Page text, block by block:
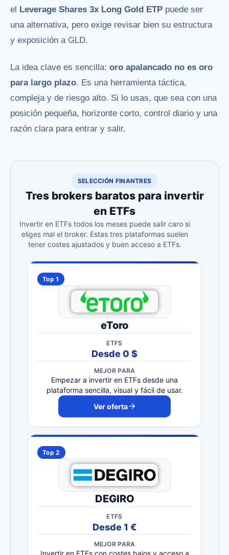
el Leverage Shares 3x Long Gold ETP puede ser
una alternativa, pero exige revisar bien su estructura
y exposición a GLD.
La idea clave es sencilla: oro apalancado no es oro
para largo plazo. Es una herramienta táctica,
compleja y de riesgo alto. Si lo usas, que sea con una
posición pequeña, horizonte corto, control diario y una
razón clara para entrar y salir.
SELECCIÓN FINANTRES
Tres brokers baratos para invertir
en ETFs
Invertir en ETFs todos los meses puede salir caro si
eliges mal el broker. Estas tres plataformas suelen
tener costes ajustados y buen acceso a ETFs.
Top 1
eToro
ETFS
Desde 0 $
MEJOR PARA
Empezar a invertir en ETFs desde una
plataforma sencilla, visual y fácil de usar.
Ver oferta
Top 2
DEGIRO
ETFS
Desde 1 €
MEJOR PARA
Invertir en ETFs con costes bajos y acceso a